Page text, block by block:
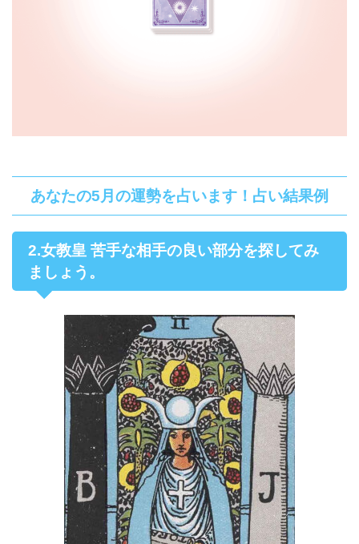
あなたの5月の運勢を占います！占い結果例
2.女教皇 苦手な相手の良い部分を探してみ
ましょう。